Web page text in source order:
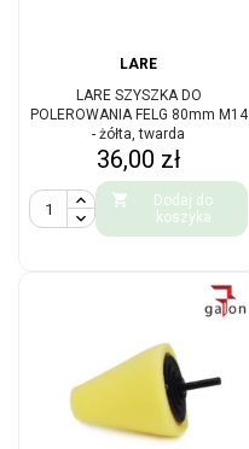
LARE
LARE SZYSZKA DO
POLEROWANIA FELG 80mm M14
- żółta, twarda
Cena
36,00 zł

Dodaj do
koszyka